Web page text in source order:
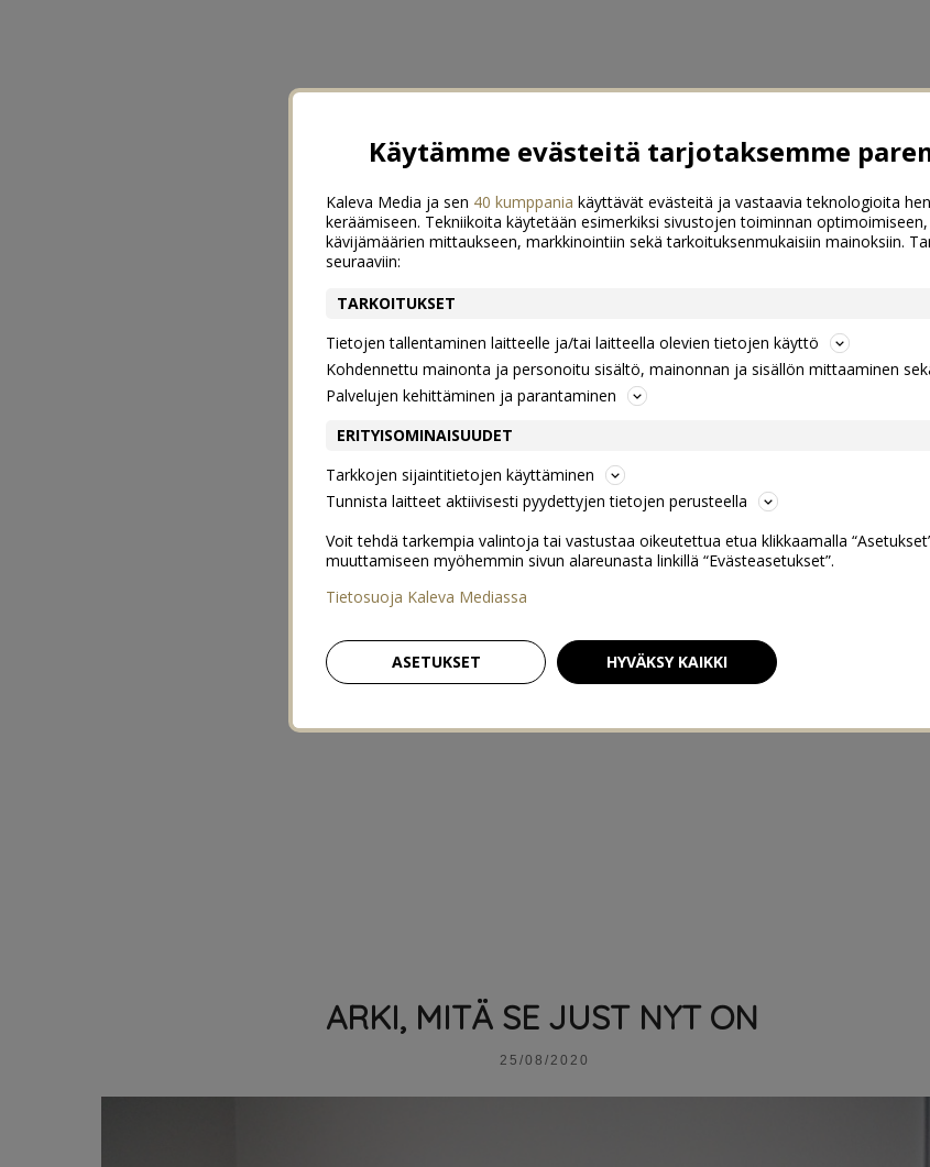
ARKI, MITÄ SE JUST NYT ON
25/08/2020
Käytämme evästeitä tarjotaksemme
Kaleva Media ja sen 40 kumppania käyttävät evästeitä ja vastaavia teknologioita
keräämiseen. Tekniikoita käytetään esimerkiksi sivustojen toiminnan
kävijämäärien mittaukseen, markkinointiin sekä tarkoituksenmukaisiin mainoksiin.
seuraaviin:
TARKOITUKSET
Tietojen tallentaminen laitteelle ja/tai laitteella olevien tietojen käyttö
Kohdennettu mainonta ja personoitu sisältö, mainonnan ja sisällön mittaaminen
Palvelujen kehittäminen ja parantaminen
ERITYISOMINAISUUDET
Tarkkojen sijaintitietojen käyttäminen
Tunnista laitteet aktiivisesti pyydettyjen tietojen perusteella
Voit tehdä tarkempia valintoja tai vastustaa oikeutettua etua klikkaamalla
muuttamiseen myöhemmin sivun alareunasta linkillä “Evästeasetukset”.
Tietosuoja Kaleva Mediassa
ASETUKSET HYVÄKSY KAIKKI